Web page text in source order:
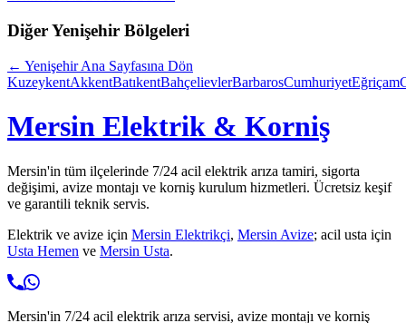
DiğerYenişehir Bölgeleri
← YenişehirAna Sayfasına Dön
KuzeykentAkkentBatıkentBahçelievlerBarbarosCumhuriyetEğriçam
Mersin Elektrik & Korniş
Mersin'in tüm ilçelerinde 7/24 acil elektrik arıza tamiri, sigorta
değişimi, avize montajı ve korniş kurulum hizmetleri. Ücretsiz keşif
ve garantili teknik servis.
Elektrik ve avize için Mersin Elektrikçi, Mersin Avize; acil usta için
Usta Hemen ve Mersin Usta.
Mersin'in 7/24 acil elektrik arıza servisi, avize montajı ve korniş